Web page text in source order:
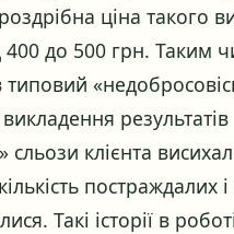
ціна такого
400 до 500 грн. Таким
результатів
сльози клієнта
постраждалих
Такі історії в роботі